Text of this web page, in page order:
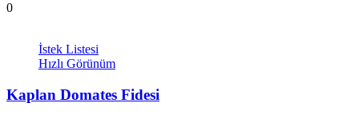
0
İstek Listesi
Hızlı Görünüm
Kaplan Domates Fidesi